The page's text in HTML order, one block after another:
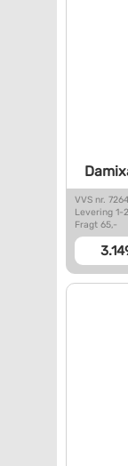
VVS nr.
Levering 1-
Fragt 65,-